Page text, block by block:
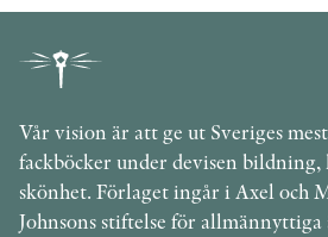
Vår vision är att ge ut Sveriges
fackböcker under devisen
skönhet. Förlaget ingår i Axel och
Johnsons stiftelse för allmännyttiga